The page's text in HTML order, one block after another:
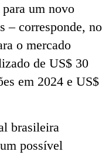
um novo
– corresponde, no
o mercado
de US$ 30
em 2024 e US$
brasileira
possível